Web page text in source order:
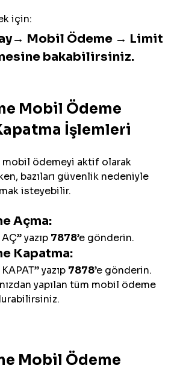
için:
Mobil Ödeme → Limit
bakabilirsiniz.
Mobil Ödeme
İşlemleri
mobil ödemeyi aktif olarak
bazıları güvenlik nedeniyle
isteyebilir.
Açma:
yazıp 7878’e gönderin.
Kapatma:
yazıp 7878’e gönderin.
yapılan tüm mobil ödeme
Mobil Ödeme